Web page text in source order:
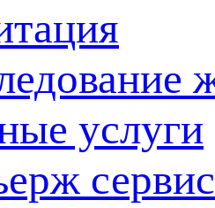
услуги
сервис